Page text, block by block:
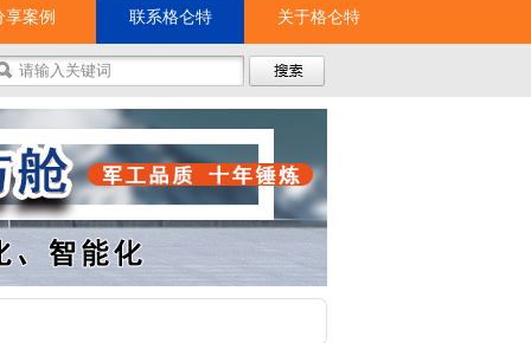
享案例 联系格仑特 关于格仑特